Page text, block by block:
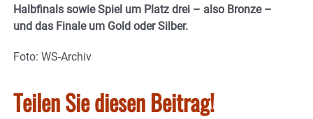
Halbfinals sowie Spiel um Platz drei – also Bronze –
und das Finale um Gold oder Silber.
Foto: WS-Archiv
Teilen Sie diesen Beitrag!